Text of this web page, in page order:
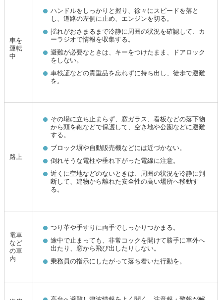
車を
運転
中
ハンドルをしっかりと握り、徐々にスピードを落と
し、道路の左側に止め、エンジンを切る。
揺れがおさまるまで冷静に周囲の状況を確認して、カ
ーラジオで情報を収集する。
避難が必要なときは、キーをつけたまま、ドアロック
をしない。
車検証などの貴重品を忘れずに持ち出し、徒歩で避難
を。
路上
その場に立ち止まらず、窓ガラス、看板などの落下物
から頭を鞄などで保護して、空き地や公園などに避難
する。
ブロック塀や自動販売機などには近づかない。
倒れそうな電柱や垂れ下がった電線に注意。
近くに空地などのないときは、周囲の状況を冷静に判
断して、建物から離れた安全性の高い場所へ移動す
る。
電車
など
の車
内
つり革や手すりに両手でしっかりつかまる。
途中で止まっても、非常コックを開けて勝手に車外へ
出たり、窓から飛び出したりしない。
乗務員の指示にしたがって落ち着いた行動を。